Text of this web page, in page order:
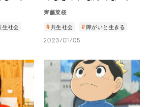
生社会
齊藤菜桜
共生社会 障がいと生きる
2023/01/05